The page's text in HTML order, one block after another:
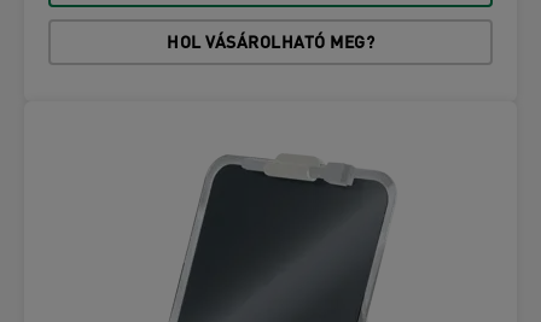
HOL VÁSÁROLHATÓ MEG?